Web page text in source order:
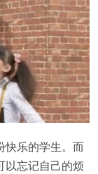
快乐的学生。而
以忘记自己的烦